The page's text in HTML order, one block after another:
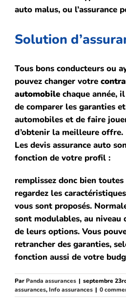
auto malus, ou l’assurance
Solution
Tous bons conducteurs ou
pouvez changer votre
automobile chaque année,
de comparer les garanties
automobiles et de faire
d’obtenir la meilleure offre.
Les devis assurance auto
fonction de votre profil :
remplissez donc bien
regardez les
vous sont proposés.
sont modulables, au niveau
de leurs options. Vous
retrancher des garanties,
fonction aussi de votre
ParPanda assurances | septembre
assurances,Info assurances | 0